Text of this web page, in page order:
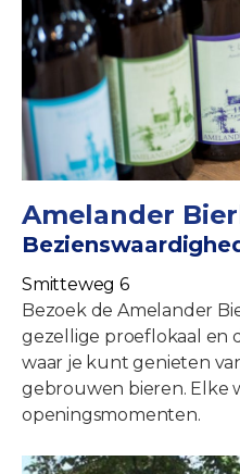
Amelander
Smitteweg 6
Bezoek de Amelander
gezellige proeflokaal en
waar je kunt genieten
gebrouwen bieren. Elke
openingsmomenten.